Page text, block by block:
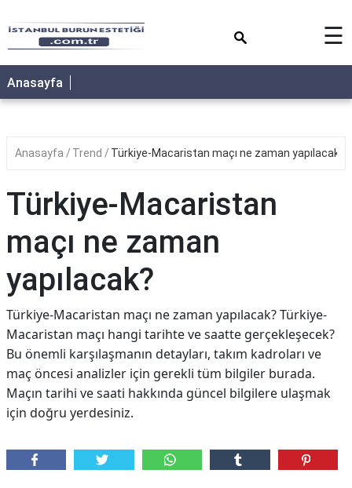
☰
Anasayfa
Anasayfa Trend Türkiye-Macaristan maçı ne zaman yapılacak?
Türkiye-Macaristan
maçı ne zaman
yapılacak?
Türkiye-Macaristan maçı ne zaman yapılacak? Türkiye-
Macaristan maçı hangi tarihte ve saatte gerçekleşecek?
Bu önemli karşılaşmanın detayları, takım kadroları ve
maç öncesi analizler için gerekli tüm bilgiler burada.
Maçın tarihi ve saati hakkında güncel bilgilere ulaşmak
için doğru yerdesiniz.